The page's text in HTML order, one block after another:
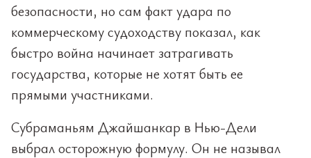
безопасности, но сам факт удара по
коммерческому судоходству показал, как
быстро война начинает затрагивать
государства, которые не хотят быть ее
прямыми участниками.
Субраманьям Джайшанкар в Нью-Дели
выбрал осторожную формулу. Он не называл